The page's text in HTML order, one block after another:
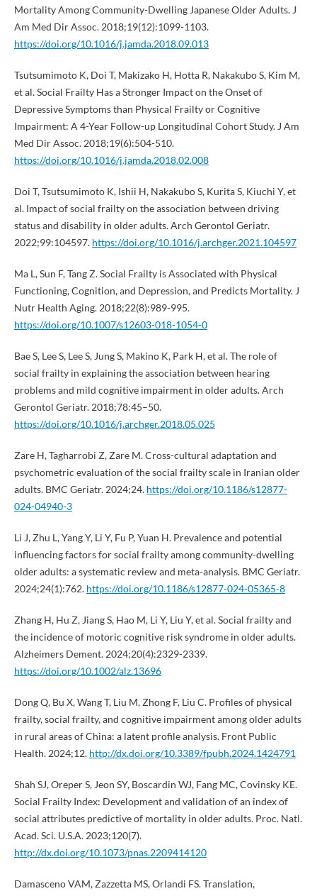
Mortality Among Community-Dwelling Japanese Older Adults. J
Am Med Dir Assoc. 2018;19(12):1099-1103.
https://doi.org/10.1016/j.jamda.2018.09.013
Tsutsumimoto K, Doi T, Makizako H, Hotta R, Nakakubo S, Kim M,
et al. Social Frailty Has a Stronger Impact on the Onset of
Depressive Symptoms than Physical Frailty or Cognitive
Impairment: A 4-Year Follow-up Longitudinal Cohort Study. J Am
Med Dir Assoc. 2018;19(6):504-510.
https://doi.org/10.1016/j.jamda.2018.02.008
Doi T, Tsutsumimoto K, Ishii H, Nakakubo S, Kurita S, Kiuchi Y, et
al. Impact of social frailty on the association between driving
status and disability in older adults. Arch Gerontol Geriatr.
2022;99:104597. https://doi.org/10.1016/j.archger.2021.104597
Ma L, Sun F, Tang Z. Social Frailty is Associated with Physical
Functioning, Cognition, and Depression, and Predicts Mortality. J
Nutr Health Aging. 2018;22(8):989-995.
https://doi.org/10.1007/s12603-018-1054-0
Bae S, Lee S, Lee S, Jung S, Makino K, Park H, et al. The role of
social frailty in explaining the association between hearing
problems and mild cognitive impairment in older adults. Arch
Gerontol Geriatr. 2018;78:45–50.
https://doi.org/10.1016/j.archger.2018.05.025
Zare H, Tagharrobi Z, Zare M. Cross-cultural adaptation and
psychometric evaluation of the social frailty scale in Iranian older
adults. BMC Geriatr. 2024;24. https://doi.org/10.1186/s12877-
024-04940-3
Li J, Zhu L, Yang Y, Li Y, Fu P, Yuan H. Prevalence and potential
influencing factors for social frailty among community-dwelling
older adults: a systematic review and meta-analysis. BMC Geriatr.
2024;24(1):762. https://doi.org/10.1186/s12877-024-05365-8
Zhang H, Hu Z, Jiang S, Hao M, Li Y, Liu Y, et al. Social frailty and
the incidence of motoric cognitive risk syndrome in older adults.
Alzheimers Dement. 2024;20(4):2329-2339.
https://doi.org/10.1002/alz.13696
Dong Q, Bu X, Wang T, Liu M, Zhong F, Liu C. Profiles of physical
frailty, social frailty, and cognitive impairment among older adults
in rural areas of China: a latent profile analysis. Front Public
Health. 2024;12. http://dx.doi.org/10.3389/fpubh.2024.1424791
Shah SJ, Oreper S, Jeon SY, Boscardin WJ, Fang MC, Covinsky KE.
Social Frailty Index: Development and validation of an index of
social attributes predictive of mortality in older adults. Proc. Natl.
Acad. Sci. U.S.A. 2023;120(7).
http://dx.doi.org/10.1073/pnas.2209414120
Damasceno VAM, Zazzetta MS, Orlandi FS. Translation,